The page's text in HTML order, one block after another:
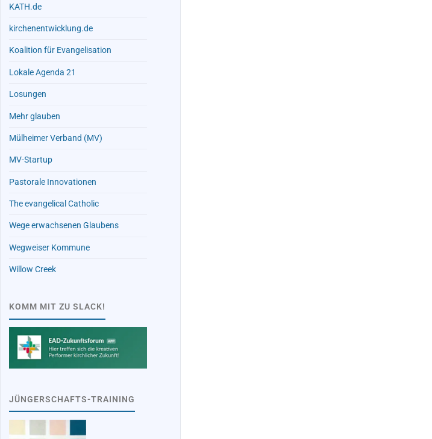
KATH.de
kirchenentwicklung.de
Koalition für Evangelisation
Lokale Agenda 21
Losungen
Mehr glauben
Mülheimer Verband (MV)
MV-Startup
Pastorale Innovationen
The evangelical Catholic
Wege erwachsenen Glaubens
Wegweiser Kommune
Willow Creek
KOMM MIT ZU SLACK!
JÜNGERSCHAFTS-TRAINING